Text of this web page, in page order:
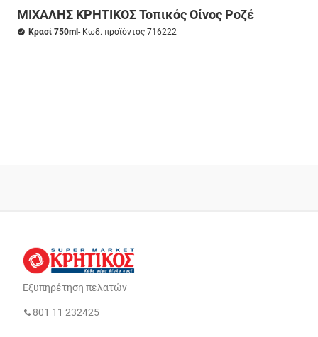
ΜΙΧΑΛΗΣ ΚΡΗΤΙΚΟΣ Τοπικός Οίνος Ροζέ
Κρασί 750ml - Κωδ. προϊόντος 716222
Εξυπηρέτηση πελατών
801 11 232425